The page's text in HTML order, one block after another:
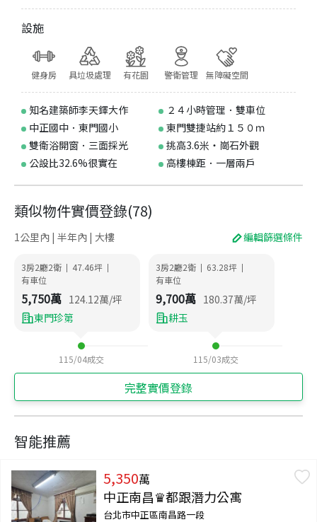
設施
健身房 具垃圾處理 有花園 警衛管理 無障礙空間
知名建築師李天鐸大作
２４小時管理．雙車位
中正國中．東門國小
東門雙捷站約１５０ｍ
雙衛浴開窗．三面採光
挑高3.6米‧崗石外觀
公設比32.6%很實在
高樓棟距．一層兩戶
類似物件實價登錄(78)
1公里內 | 半年內 | 大樓 編輯篩選條件
3房2廳2衛 | 47.46坪 |
有車位
5,750萬 124.12萬/坪
東門珍第
115/04成交
3房2廳2衛 | 63.28坪 |
有車位
9,700萬 180.37萬/坪
耕玉
115/03成交
完整實價登錄
智能推薦
5,350萬
中正南昌♛都跟潛力公寓
台北市中正區南昌路一段